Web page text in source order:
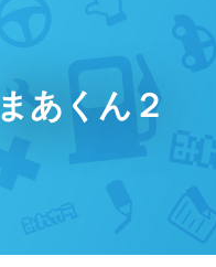
まあくん２